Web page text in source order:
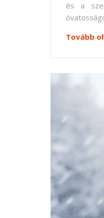
és a
Tovább